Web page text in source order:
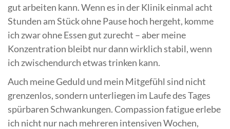
gut arbeiten kann. Wenn es in der Klinik einmal acht
Stunden am Stück ohne Pause hoch hergeht, komme
ich zwar ohne Essen gut zurecht – aber meine
Konzentration bleibt nur dann wirklich stabil, wenn
ich zwischendurch etwas trinken kann.
Auch meine Geduld und mein Mitgefühl sind nicht
grenzenlos, sondern unterliegen im Laufe des Tages
spürbaren Schwankungen. Compassion fatigue erlebe
ich nicht nur nach mehreren intensiven Wochen,